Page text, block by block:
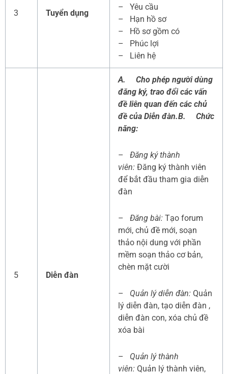
3 Tuyển dụng
– Yêu cầu
– Hạn hồ sơ
– Hồ sơ gồm có
– Phúc lợi
– Liên hệ
5 Diễn đàn
A.
Cho phép người dùng
đăng ký, trao đổi các vấn
đề liên quan đến các chủ
đề của Diễn đàn.B.
Chức
năng:
– Đăng ký thành
viên: Đăng ký thành viên
để bắt đầu tham gia diễn
đàn
– Đăng bài: Tạo forum
mới, chủ đề mới, soạn
thảo nội dung với phần
mềm soạn thảo cơ bản,
chèn mặt cười
– Quản lý diễn đàn: Quản
lý diễn đàn, tạo diễn đàn ,
diễn đàn con, xóa chủ đề
xóa bài
– Quản lý thành
viên: Quản lý thành viên,